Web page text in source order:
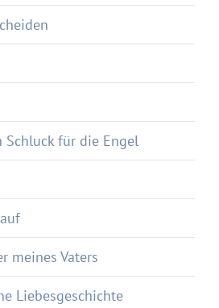
Schluck für die Engel
meines Vaters
Liebesgeschichte